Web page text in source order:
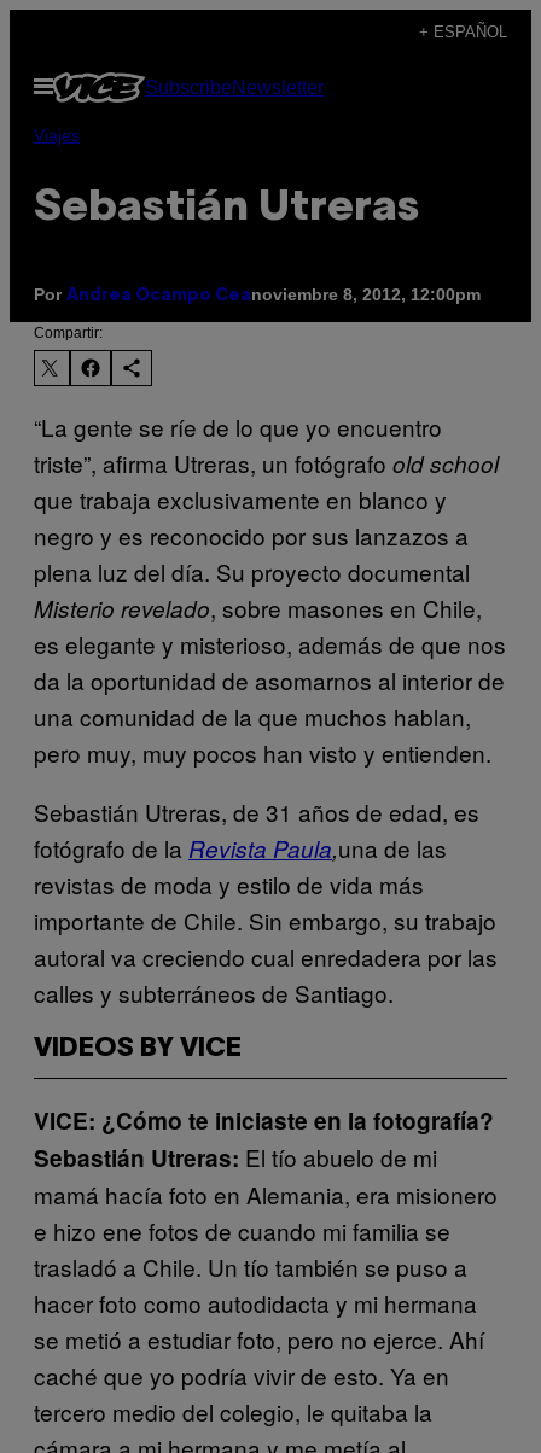
contenido
+ ESPAÑOL
Abrir
Menú
SubscribeNewsletter
Viajes
Sebastián Utreras
Por Andrea Ocampo Ceanoviembre 8, 2012, 12:00pm
Compartir:
“La gente se ríe de lo que yo encuentro
triste”, afirma Utreras, un fotógrafo old school
que trabaja exclusivamente en blanco y
negro y es reconocido por sus lanzazos a
plena luz del día. Su proyecto documental
Misterio revelado, sobre masones en Chile,
es elegante y misterioso, además de que nos
da la oportunidad de asomarnos al interior de
una comunidad de la que muchos hablan,
pero muy, muy pocos han visto y entienden.
Sebastián Utreras, de 31 años de edad, es
fotógrafo de la Revista Paula,una de las
revistas de moda y estilo de vida más
importante de Chile. Sin embargo, su trabajo
autoral va creciendo cual enredadera por las
calles y subterráneos de Santiago.
VIDEOS BY VICE
VICE: ¿Cómo te iniciaste en la fotografía?
Sebastián Utreras: El tío abuelo de mi
mamá hacía foto en Alemania, era misionero
e hizo ene fotos de cuando mi familia se
trasladó a Chile. Un tío también se puso a
hacer foto como autodidacta y mi hermana
se metió a estudiar foto, pero no ejerce. Ahí
caché que yo podría vivir de esto. Ya en
tercero medio del colegio, le quitaba la